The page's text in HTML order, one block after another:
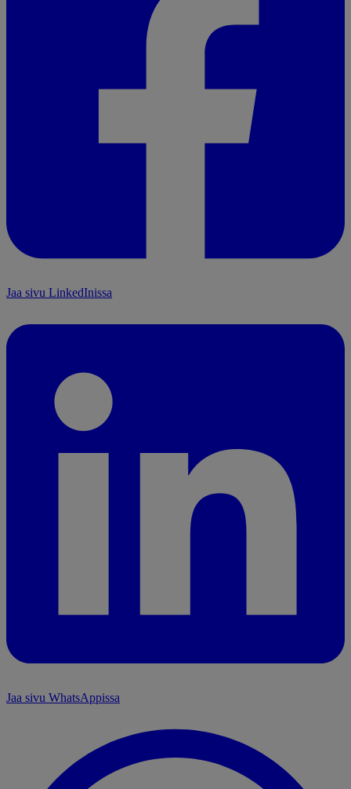
Jaa sivu LinkedInissa
Jaa sivu WhatsAppissa